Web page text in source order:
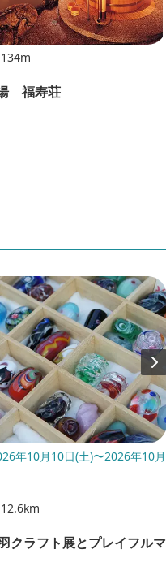
福寿荘
年10月10日(土)〜2026年10月
クラフト展とプレイフルマ